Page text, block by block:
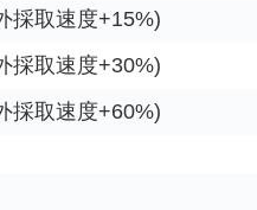
採取速度+15%)
採取速度+30%)
採取速度+60%)